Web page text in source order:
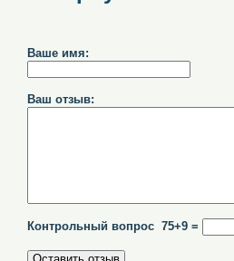
Ваше имя:
Ваш отзыв:
Контрольный вопрос 75+9 =